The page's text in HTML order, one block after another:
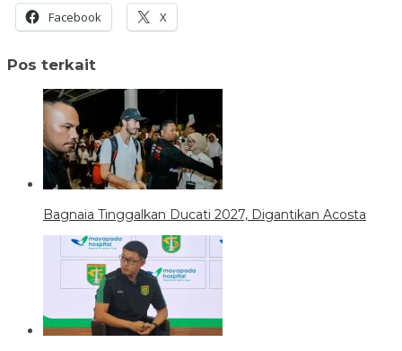
Facebook X
Pos terkait
Bagnaia Tinggalkan Ducati 2027, Digantikan Acosta